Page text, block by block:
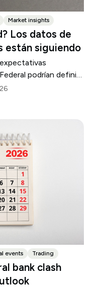
Market insights
Los datos de
están siguiendo
podrían definir
durante
events Trading
bank clash